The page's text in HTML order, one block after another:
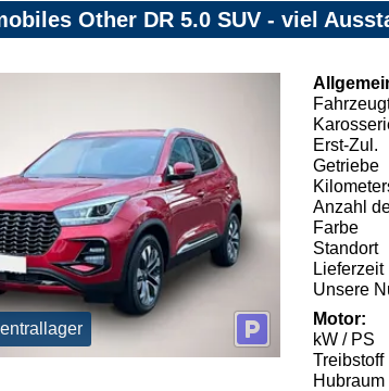
Other DR 5.0 SUV - viel
Erst-Zul.
Getriebe
Anzahl
Farbe
Standort
Lieferzeit
Unsere
Motor:
kW / PS
Treibstoff
Hubraum